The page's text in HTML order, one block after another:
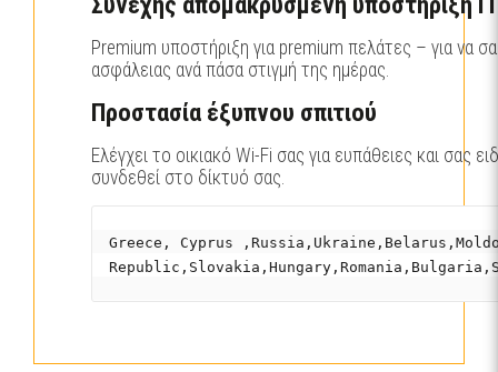
Premium υποστήριξη για premium πελάτες – για να
ασφάλειας ανά πάσα στιγμή της ημέρας.
Προστασία έξυπνου σπιτιού
Ελέγχει το οικιακό Wi-Fi σας για ευπάθειες και σας
συνδεθεί στο δίκτυό σας.
Greece, Cyprus ,
Republic,Slovakia,Hungary,Romania,Bulgaria,